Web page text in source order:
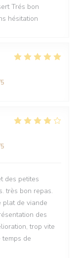
Trés bon
hésitation
des petites
très bon repas.
plat de viande
des
trop vite
de